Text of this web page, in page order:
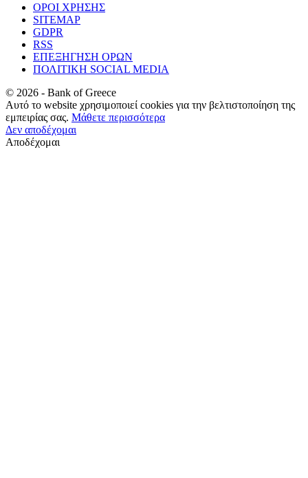
ΟΡΟΙ ΧΡΗΣΗΣ
SITEMAP
GDPR
RSS
ΕΠΕΞΗΓΗΣΗ ΟΡΩΝ
ΠΟΛΙΤΙΚΗ SOCIAL MEDIA
© 2026 - Bank of Greece
Αυτό το website χρησιμοποιεί cookies για την βελτιστοποίηση της
εμπειρίας σας. Μάθετε περισσότερα
Δεν αποδέχομαι
Αποδέχομαι